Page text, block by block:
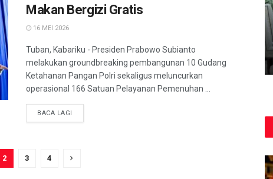
Makan Bergizi Gratis
16 MEI 2026
Tuban, Kabariku - Presiden Prabowo Subianto
melakukan groundbreaking pembangunan 10 Gudang
Ketahanan Pangan Polri sekaligus meluncurkan
operasional 166 Satuan Pelayanan Pemenuhan ...
BACA LAGI
2 3 4